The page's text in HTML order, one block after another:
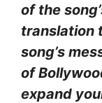
of the
translation
song’s
of
expand